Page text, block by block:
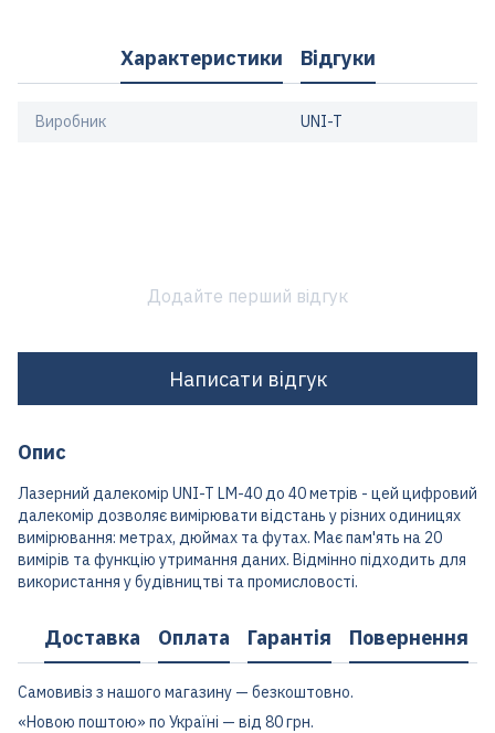
Характеристики Відгуки
Виробник UNI-T
Додайте перший відгук
Написати відгук
Опис
Лазерний далекомір UNI-T LM-40 до 40 метрів - цей цифровий
далекомір дозволяє вимірювати відстань у різних одиницях
вимірювання: метрах, дюймах та футах. Має пам'ять на 20
вимірів та функцію утримання даних. Відмінно підходить для
використання у будівництві та промисловості.
Доставка Оплата Гарантія Повернення
Самовивіз з нашого магазину — безкоштовно.
«Новою поштою» по Україні — від 80 грн.